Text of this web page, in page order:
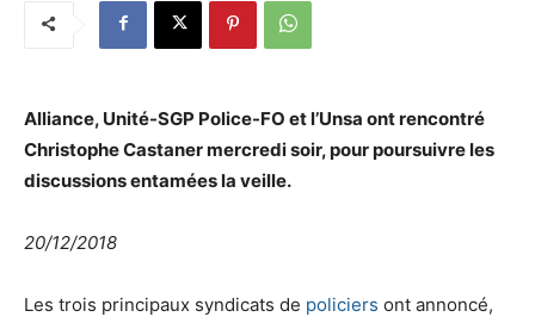
Alliance, Unité-SGP Police-FO et l’Unsa ont rencontré
Christophe Castaner mercredi soir, pour poursuivre les
discussions entamées la veille.
20/12/2018
Les trois principaux syndicats de policiers ont annoncé,